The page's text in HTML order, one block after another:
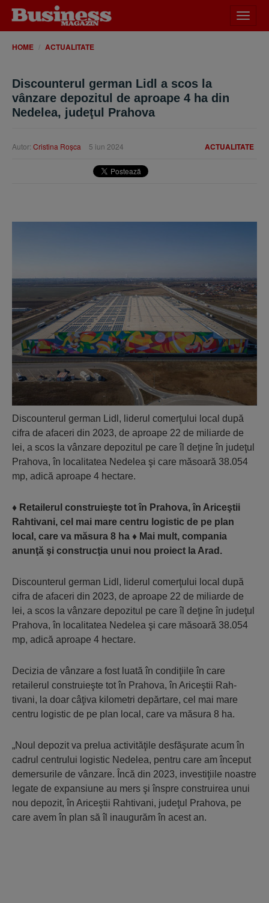
meniu
HOME ACTUALITATE
Discounterul german Lidl a scos la
vânzare depozitul de aproape 4 ha din
Nedelea, judeţul Prahova
ACTUALITATE
Autor: Cristina Roşca 5 iun 2024
Discounterul german Lidl, liderul comerţului local după
cifra de afaceri din 2023, de aproape 22 de miliarde de
lei, a scos la vânzare de­pozitul pe care îl deţine în judeţul
Prahova, în localitatea Nedelea şi care măsoară 38.054
mp, adică aproa­pe 4 hectare.
♦ Retailerul construieşte tot în Prahova, în Ariceştii
Rahtivani, cel mai mare centru logistic de pe plan
local, care va măsura 8 ha ♦ Mai mult, compania
anunţă şi construcţia unui nou proiect la Arad.
Discounterul german Lidl, liderul comerţului local după
cifra de afaceri din 2023, de aproape 22 de miliarde de
lei, a scos la vânzare de­pozitul pe care îl deţine în judeţul
Prahova, în localitatea Nedelea şi care măsoară 38.054
mp, adică aproa­pe 4 hectare.
Decizia de vânzare a fost luată în condiţiile în care
retailerul constru­ieşte tot în Prahova, în Ariceştii Rah­
tivani, la doar câţiva kilometri depăr­tare, cel mai mare
centru logistic de pe plan local, care va măsura 8 ha.
„Noul depozit va prelua activită­ţile desfăşurate acum în
cadrul cen­tru­lui logistic Nedelea, pentru care am început
demersurile de vânzare. Încă din 2023, investiţiile noastre
le­gate de expansiune au mers şi înspre construirea unui
nou depozit, în Ariceştii Rahtivani, judeţul Prahova, pe
care avem în plan să îl inaugurăm în acest an.